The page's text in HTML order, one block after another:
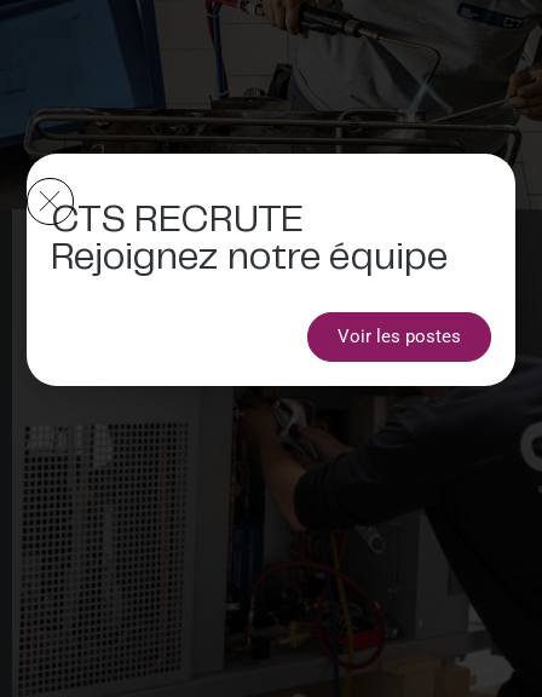
CTS RECRUTE
Rejoignez notre équipe
Voir les postes